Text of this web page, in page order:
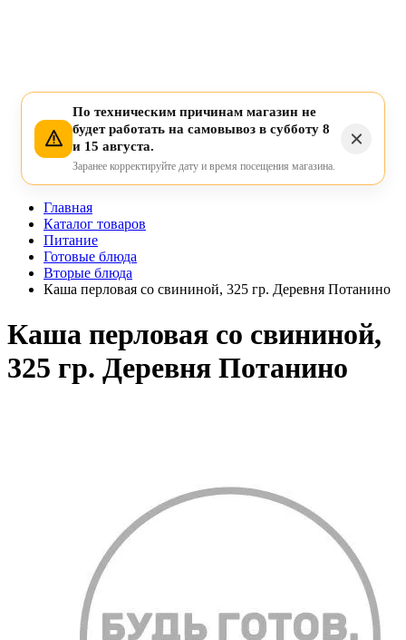
По техническим причинам магазин не
будет работать на самовывоз в субботу 8
и 15 августа.
Заранее корректируйте дату и время посещения магазина.
Главная
Каталог товаров
Питание
Готовые блюда
Вторые блюда
Каша перловая со свининой, 325 гр. Деревня Потанино
Каша перловая со свининой,
325 гр. Деревня Потанино